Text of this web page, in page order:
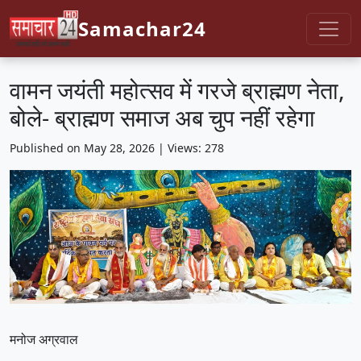
Samachar24
वामन जयंती महोत्सव में गरजे ब्राह्मण नेता,
बोले- ब्राह्मण समाज अब चुप नहीं रहेगा
Published on May 28, 2026 | Views: 278
मनोज अग्रवाल